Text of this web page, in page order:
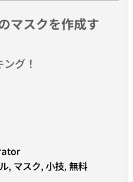
マスクを作成す
グ！
, マスク, 小技, 無料